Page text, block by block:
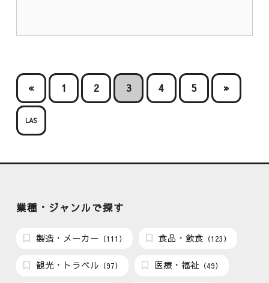
« 1 2 3 4 5 »
LAS
業種・ジャンルで探す
製造・メーカー （111） 食品・飲食 （123）
観光・トラベル （97） 医療・福祉 （49）